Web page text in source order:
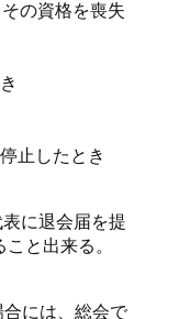
の資格を喪失
止したとき
に退会届を提
と出来る。
には、総会で